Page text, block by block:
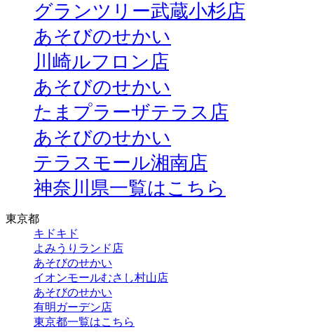
グランツリー武蔵小杉店
あそびのせかい
川崎ルフロン店
あそびのせかい
たまプラーザテラス店
あそびのせかい
テラスモール湘南店
神奈川県一覧はこちら
東京都
キドキド
よみうりランド店
あそびのせかい
イオンモールむさし村山店
あそびのせかい
有明ガーデン店
東京都一覧はこちら